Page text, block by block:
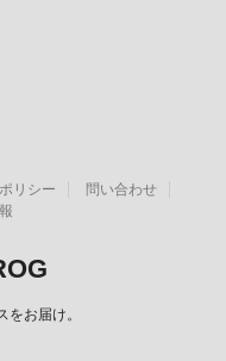
リシー
問い合わせ
をお届け。